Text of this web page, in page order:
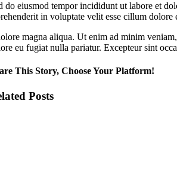
do eiusmod tempor incididunt ut labore et
in voluptate velit esse cillum
magna aliqua. Ut enim ad minim
eu fugiat nulla pariatur. Excepteur sint
This Story, Choose Your Platform!
Posts